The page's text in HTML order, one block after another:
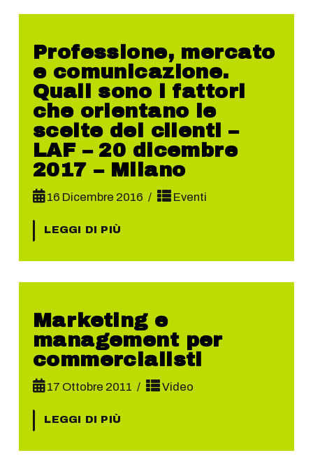
Professione, mercato
e comunicazione.
Quali sono i fattori
che orientano le
scelte dei clienti –
LAF – 20 dicembre
2017 – Milano
16 Dicembre 2016 Eventi
LEGGI DI PIÙ
Marketing e
management per
commercialisti
17 Ottobre 2011 Video
LEGGI DI PIÙ